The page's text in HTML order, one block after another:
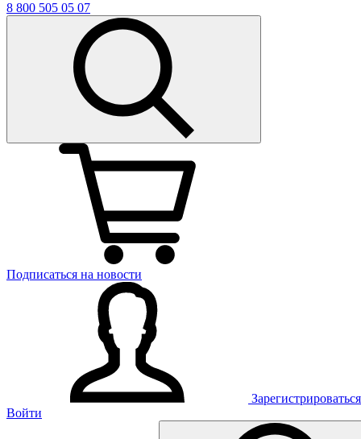
8 800 505 05 07
Подписаться на новости
Зарегистрироваться
Войти